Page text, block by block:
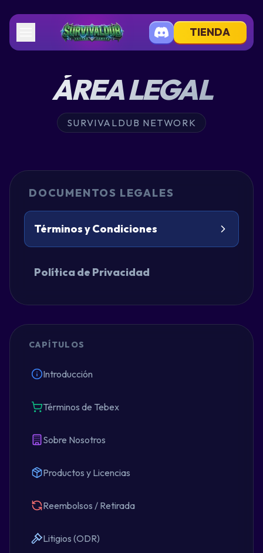
TIENDA
ÁREA LEGAL
SURVIVALDUB NETWORK
DOCUMENTOS LEGALES
Términos y Condiciones
Política de Privacidad
CAPÍTULOS
Introducción
Términos de Tebex
Sobre Nosotros
Productos y Licencias
Reembolsos / Retirada
Litigios (ODR)